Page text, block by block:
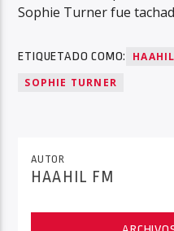
Sophie Turner fue
ETIQUETADO COMO:
SOPHIE TURNER
AUTOR
HAAHIL FM